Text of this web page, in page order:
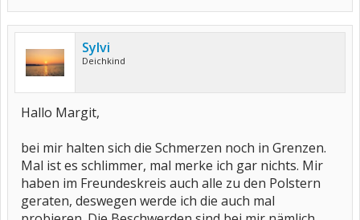
Sylvi
Deichkind
Hallo Margit,
bei mir halten sich die Schmerzen noch in Grenzen.
Mal ist es schlimmer, mal merke ich gar nichts. Mir
haben im Freundeskreis auch alle zu den Polstern
geraten, deswegen werde ich die auch mal